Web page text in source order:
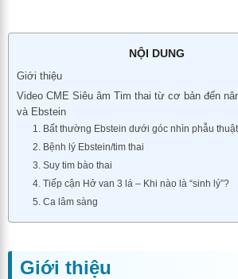
NỘI DUNG
Giới thiệu
Video CME Siêu âm Tim thai từ cơ bản đến
và Ebstein
1. Bất thường Ebstein dưới góc nhìn phẫu
2. Bệnh lý Ebstein/tim thai
3. Suy tim bào thai
4. Tiếp cận Hở van 3 lá – Khi nào là “sinh lý”?
5. Ca lâm sàng
Giới thiệu